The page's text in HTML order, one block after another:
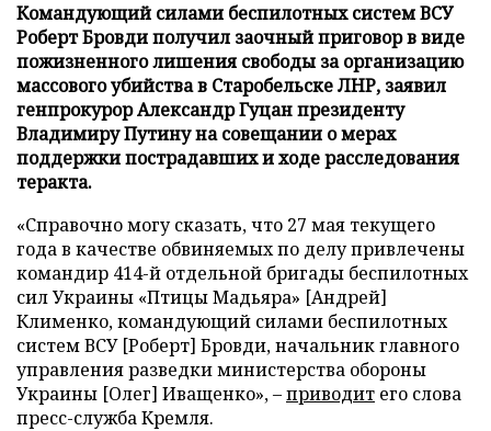
Командующий силами беспилотных систем ВСУ
Роберт Бровди получил заочный приговор в виде
пожизненного лишения свободы за организацию
массового убийства в Старобельске ЛНР, заявил
генпрокурор Александр Гуцан президенту
Владимиру Путину на совещании о мерах
поддержки пострадавших и ходе расследования
теракта.
«Справочно могу сказать, что 27 мая текущего
года в качестве обвиняемых по делу привлечены
командир 414-й отдельной бригады беспилотных
сил Украины «Птицы Мадьяра» [Андрей]
Клименко, командующий силами беспилотных
систем ВСУ [Роберт] Бровди, начальник главного
управления разведки министерства обороны
Украины [Олег] Иващенко», –приводит его слова
пресс-служба Кремля.